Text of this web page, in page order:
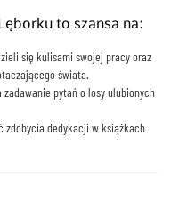
to szansa na:
się kulisami swojej pracy oraz
świata.
zadawanie pytań o losy ulubionych
zdobycia dedykacji w książkach